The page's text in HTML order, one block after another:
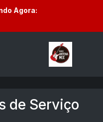
Agora:
de Serviço